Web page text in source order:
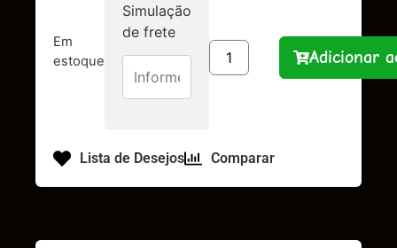
Em
estoque
Simulação
de frete
Adicionar
Lista de Desejos Comparar